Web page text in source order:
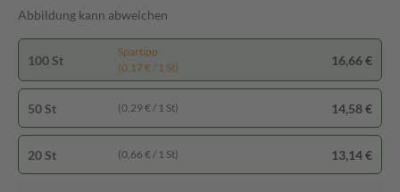
Abbildung kann abweichen
100 St
Spartipp
(0,17 € / 1 St)
16,66 €
50 St (0,29 € / 1 St) 14,58 €
20 St (0,66 € / 1 St) 13,14 €